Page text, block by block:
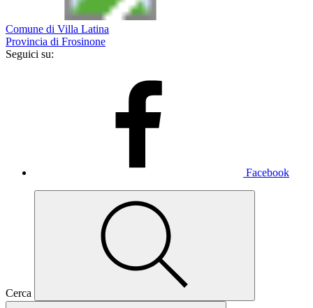
Comune di Villa Latina
Provincia di Frosinone
Seguici su:
Facebook
Cerca